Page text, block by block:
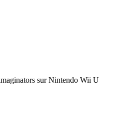
sur Nintendo Wii U